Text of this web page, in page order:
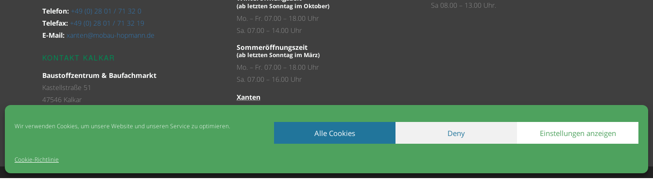
Wir verwenden Cookies, um unsere Website und unseren Service zu optimieren.
Alle Cookies Deny Einstellungen anzeigen
Cookie-Richtlinie
Telefon: +49 (0) 28 01 / 71 32 0
Telefax: +49 (0) 28 01 / 71 32 19
E-Mail: xanten@mobau-hopmann.de
KONTAKT KALKAR
Baustoffzentrum & Baufachmarkt
Kastellstraße 51
47546 Kalkar
Telefax +49 (0) 28 24 / 97 62 3 20
(ab letzten Sonntag im Oktober)
Mo. – Fr. 07.00 – 18.00 Uhr
Sa. 07.00 – 14.00 Uhr
Sommeröffnungszeit
(ab letzten Sonntag im März)
Mo. – Fr. 07.00 – 18.00 Uhr
Sa. 07.00 – 16.00 Uhr
Xanten
Mo. – Fr. 08.00 – 19.00 Uhr
Sa 08.00 – 13.00 Uhr.